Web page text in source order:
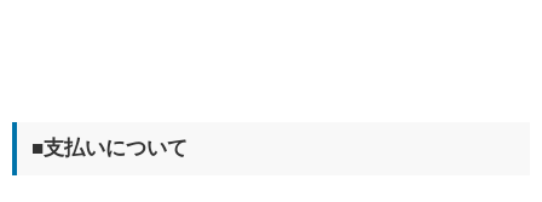
■支払いについて